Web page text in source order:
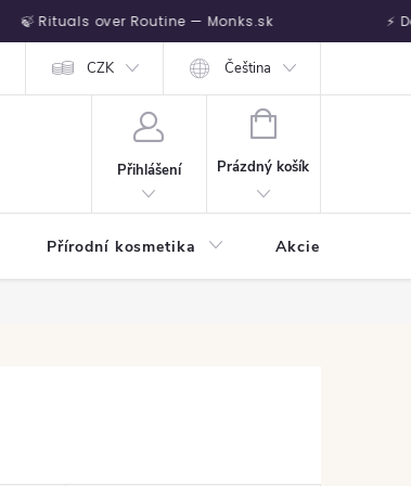
🍃 Rituals over Routine — Monks.sk ⚡
CZK Čeština
Přihlášení
NÁKUPNÍ KOŠÍK
Prázdný košík
Přírodní kosmetika Akcie